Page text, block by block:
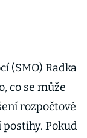
(SMO) Radka
co se může
rozpočtové
postihy. Pokud